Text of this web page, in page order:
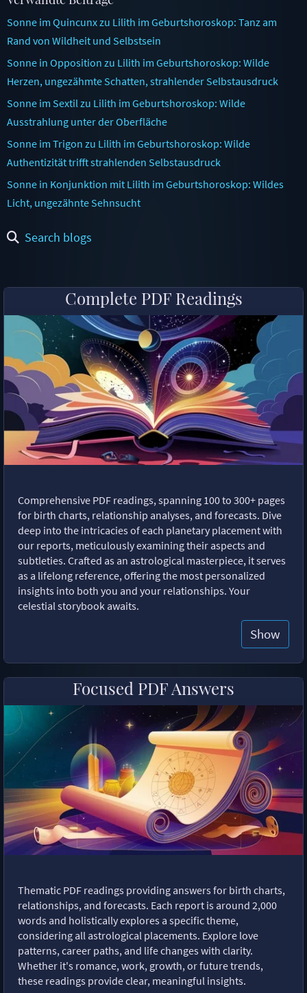
Sonne im Quincunx zu Lilith im Geburtshoroskop: Tanz am
Rand von Wildheit und Selbstsein
Sonne in Opposition zu Lilith im Geburtshoroskop: Wilde
Herzen, ungezähmte Schatten, strahlender Selbstausdruck
Sonne im Sextil zu Lilith im Geburtshoroskop: Wilde
Ausstrahlung unter der Oberfläche
Sonne im Trigon zu Lilith im Geburtshoroskop: Wilde
Authentizität trifft strahlenden Selbstausdruck
Sonne in Konjunktion mit Lilith im Geburtshoroskop: Wildes
Licht, ungezähnte Sehnsucht
Search blogs
Complete PDF Readings
Comprehensive PDF readings, spanning 100 to 300+ pages
for birth charts, relationship analyses, and forecasts. Dive
deep into the intricacies of each planetary placement with
our reports, meticulously examining their aspects and
subtleties. Crafted as an astrological masterpiece, it serves
as a lifelong reference, offering the most personalized
insights into both you and your relationships. Your
celestial storybook awaits.
Show
Focused PDF Answers
Thematic PDF readings providing answers for birth charts,
relationships, and forecasts. Each report is around 2,000
words and holistically explores a specific theme,
considering all astrological placements. Explore love
patterns, career paths, and life changes with clarity.
Whether it's romance, work, growth, or future trends,
these readings provide clear, meaningful insights.